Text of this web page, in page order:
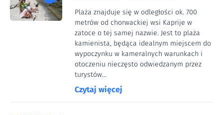
Plaża znajduje się w odległości ok. 700
metrów od chorwackiej wsi Kaprije w
zatoce o tej samej nazwie. Jest to plaża
kamienista, będąca idealnym miejscem do
wypoczynku w kameralnych warunkach i
otoczeniu nieczęsto odwiedzanym przez
turystów...
Czytaj więcej